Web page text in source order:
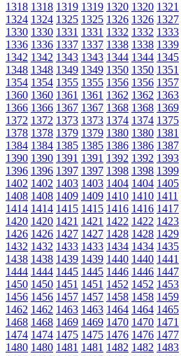
1318 1318 1319 1319 1320 1320 1321
1324 1324 1325 1325 1326 1326 1327
1330 1330 1331 1331 1332 1332 1333
1336 1336 1337 1337 1338 1338 1339
1342 1342 1343 1343 1344 1344 1345
1348 1348 1349 1349 1350 1350 1351
1354 1354 1355 1355 1356 1356 1357
1360 1360 1361 1361 1362 1362 1363
1366 1366 1367 1367 1368 1368 1369
1372 1372 1373 1373 1374 1374 1375
1378 1378 1379 1379 1380 1380 1381
1384 1384 1385 1385 1386 1386 1387
1390 1390 1391 1391 1392 1392 1393
1396 1396 1397 1397 1398 1398 1399
1402 1402 1403 1403 1404 1404 1405
1408 1408 1409 1409 1410 1410 1411
1414 1414 1415 1415 1416 1416 1417
1420 1420 1421 1421 1422 1422 1423
1426 1426 1427 1427 1428 1428 1429
1432 1432 1433 1433 1434 1434 1435
1438 1438 1439 1439 1440 1440 1441
1444 1444 1445 1445 1446 1446 1447
1450 1450 1451 1451 1452 1452 1453
1456 1456 1457 1457 1458 1458 1459
1462 1462 1463 1463 1464 1464 1465
1468 1468 1469 1469 1470 1470 1471
1474 1474 1475 1475 1476 1476 1477
1480 1480 1481 1481 1482 1482 1483